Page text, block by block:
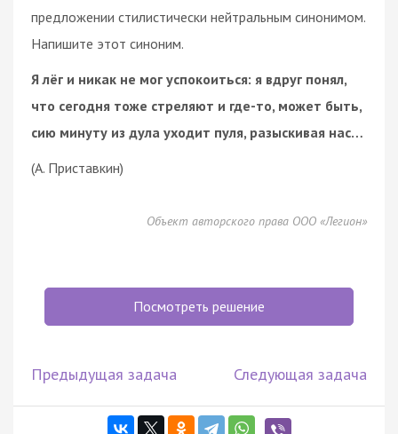
предложении стилистически нейтральным синонимом.
Напишите этот синоним.
Я лёг и никак не мог успокоиться: я вдруг понял,
что сегодня тоже стреляют и где-то, может быть,
сию минуту из дула уходит пуля, разыскивая нас…
(А. Приставкин)
Объект авторского права ООО «Легион»
Посмотреть решение
Предыдущая задача Следующая задача